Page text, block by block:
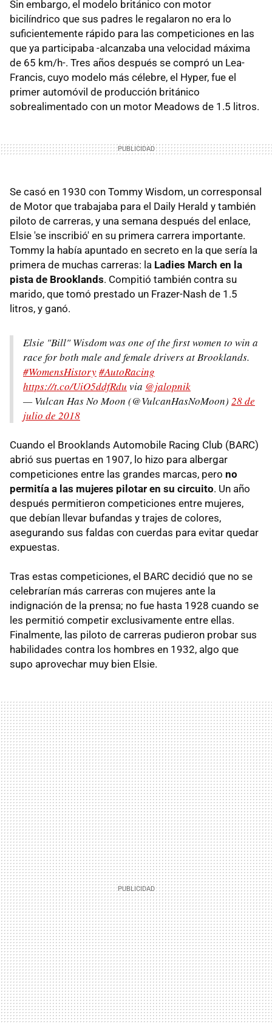
Sin embargo, el modelo británico con motor
bicilíndrico que sus padres le regalaron no era lo
suficientemente rápido para las competiciones en las
que ya participaba -alcanzaba una velocidad máxima
de 65 km/h-. Tres años después se compró un Lea-
Francis, cuyo modelo más célebre, el Hyper, fue el
primer automóvil de producción británico
sobrealimentado con un motor Meadows de 1.5 litros.
Se casó en 1930 con Tommy Wisdom, un corresponsal
de Motor que trabajaba para el Daily Herald y también
piloto de carreras, y una semana después del enlace,
Elsie 'se inscribió' en su primera carrera importante.
Tommy la había apuntado en secreto en la que sería la
primera de muchas carreras: la Ladies March en la
pista de Brooklands. Compitió también contra su
marido, que tomó prestado un Frazer-Nash de 1.5
litros, y ganó.
Elsie "Bill" Wisdom was one of the first women to win a
race for both male and female drivers at Brooklands.
#WomensHistory#AutoRacing
https://t.co/UiO5ddfRdu via @jalopnik
— Vulcan Has No Moon (@VulcanHasNoMoon) 28 de
julio de 2018
Cuando el Brooklands Automobile Racing Club (BARC)
abrió sus puertas en 1907, lo hizo para albergar
competiciones entre las grandes marcas, pero no
permitía a las mujeres pilotar en su circuito. Un año
después permitieron competiciones entre mujeres,
que debían llevar bufandas y trajes de colores,
asegurando sus faldas con cuerdas para evitar quedar
expuestas.
Tras estas competiciones, el BARC decidió que no se
celebrarían más carreras con mujeres ante la
indignación de la prensa; no fue hasta 1928 cuando se
les permitió competir exclusivamente entre ellas.
Finalmente, las piloto de carreras pudieron probar sus
habilidades contra los hombres en 1932, algo que
supo aprovechar muy bien Elsie.